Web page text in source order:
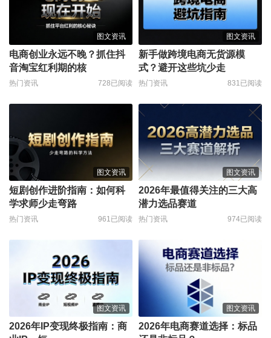
图文资讯
电商创业永远不晚？抓住抖
音淘宝红利期的核
热门资讯 728已阅读
图文资讯
新手做跨境电商无货源模
式？避开这些坑少走
热门资讯 831已阅读
图文资讯
短剧创作进阶指南：如何科
学求师少走弯路
热门资讯 961已阅读
图文资讯
2026年最值得关注的三大高
潜力选品赛道
热门资讯 974已阅读
图文资讯
2026年IP变现终极指南：商
图文资讯
2026年电商赛道选择：标品